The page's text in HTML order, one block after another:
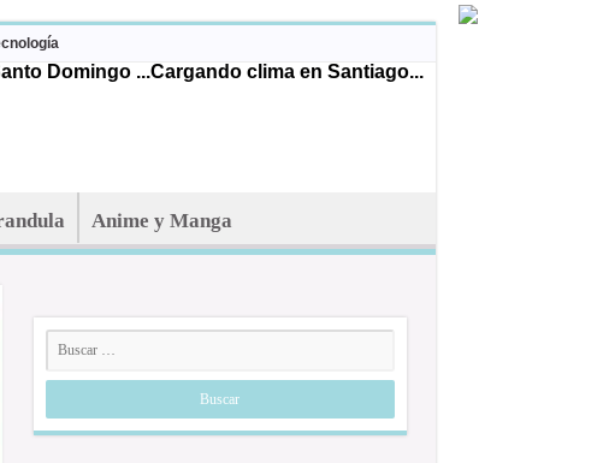
Domingo ...Cargando clima en Santiago...
Anime y Manga